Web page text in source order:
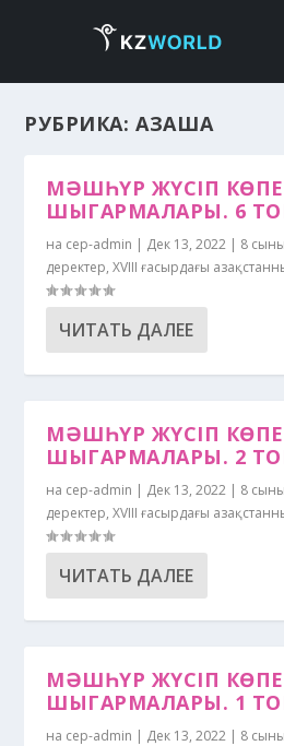
РУБРИКА: ҚАЗАҚША
МӘШҺҮР ЖҮСІП
ШЫГАРМАЛАРЫ. 6
на cep-admin | Дек 13, 2022 | 8
деректер,ХVІІІ ғасырдағы
ЧИТАТЬ ДАЛЕЕ
МӘШҺҮР ЖҮСІП
ШЫГАРМАЛАРЫ. 2
на cep-admin | Дек 13, 2022 | 8
деректер,ХVІІІ ғасырдағы
ЧИТАТЬ ДАЛЕЕ
МӘШҺҮР ЖҮСІП
ШЫГАРМАЛАРЫ. 1
на cep-admin | Дек 13, 2022 | 8